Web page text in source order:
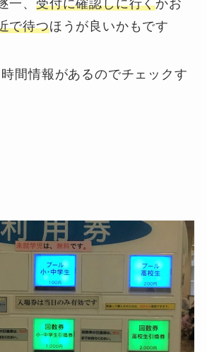
一、 受付に確認しに行くかお
で待つほうが良いかもです
間情報があるのでチェックす